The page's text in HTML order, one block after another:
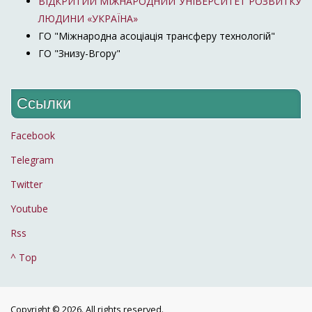
ЛЮДИНИ «УКРАЇНА»
ГО "Міжнародна асоціація трансферу технологій"
ГО "Знизу-Вгору"
Ссылки
Facebook
Telegram
Twitter
Youtube
Rss
^ Top